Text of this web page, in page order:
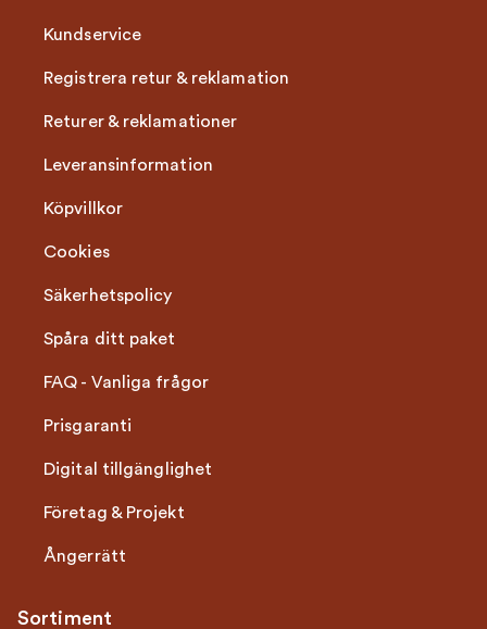
Kundservice
Registrera retur & reklamation
Returer & reklamationer
Leveransinformation
Köpvillkor
Cookies
Säkerhetspolicy
Spåra ditt paket
FAQ - Vanliga frågor
Prisgaranti
Digital tillgänglighet
Företag & Projekt
Ångerrätt
Sortiment